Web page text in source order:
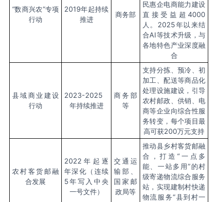
“数商兴农”专项
行动
2019年起持续
推进
商务部
民惠企电商能力建设
直接受益超4000
人。2025年以来结
合AI等技术升级，与
各地特色产业深度融
合
县域商业建设
行动
2023-2025
年持续推进
商务部
等
支持分拣、预冷、初
加工、配送等商品化
处理设施建设，引导
农村邮政、供销、电
商等企业向综合性服
务转变，每个项目最
高可获200万元支持
农村客货邮融
合发展
2022年起逐
年深化（连续
5年写入中央
一号文件）
交通运
输部、
国家邮
政局等
推动县乡村客货邮融
合，打造“一点多
能、一站多用”的村
级寄递物流综合服务
站，实现建制村快递
物流服务“县到村一